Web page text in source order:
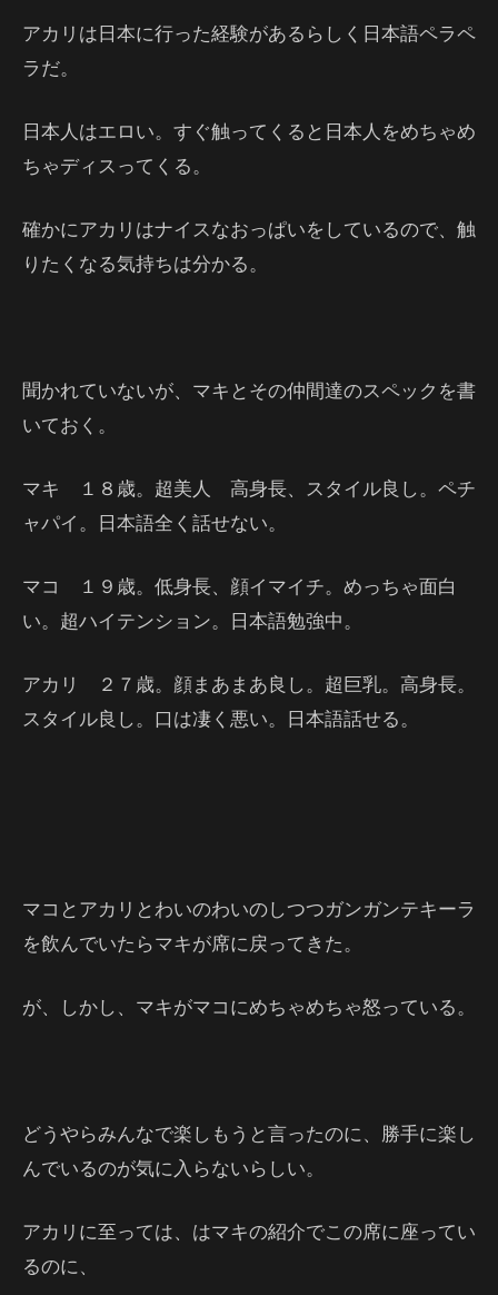
アカリは日本に行った経験があるらしく日本語ペラペ
ラだ。
日本人はエロい。すぐ触ってくると日本人をめちゃめ
ちゃディスってくる。
確かにアカリはナイスなおっぱいをしているので、触
りたくなる気持ちは分かる。
聞かれていないが、マキとその仲間達のスペックを書
いておく。
マキ １８歳。超美人 高身長、スタイル良し。ペチ
ャパイ。日本語全く話せない。
マコ １９歳。低身長、顔イマイチ。めっちゃ面白
い。超ハイテンション。日本語勉強中。
アカリ ２７歳。顔まあまあ良し。超巨乳。高身長。
スタイル良し。口は凄く悪い。日本語話せる。
マコとアカリとわいのわいのしつつガンガンテキーラ
を飲んでいたらマキが席に戻ってきた。
が、しかし、マキがマコにめちゃめちゃ怒っている。
どうやらみんなで楽しもうと言ったのに、勝手に楽し
んでいるのが気に入らないらしい。
アカリに至っては、はマキの紹介でこの席に座ってい
るのに、